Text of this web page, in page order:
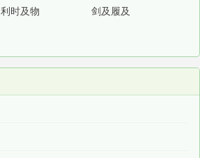
利时及物
剑及履及